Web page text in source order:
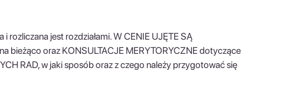
rozliczana jest rozdziałami. W CENIE UJĘTE SĄ
bieżąco oraz KONSULTACJE MERYTORYCZNE dotyczące
RAD, w jaki sposób oraz z czego należy przygotować się